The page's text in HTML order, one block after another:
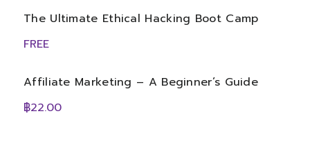
The Ultimate Ethical Hacking Boot Camp
FREE
Affiliate Marketing – A Beginner’s Guide
฿22.00